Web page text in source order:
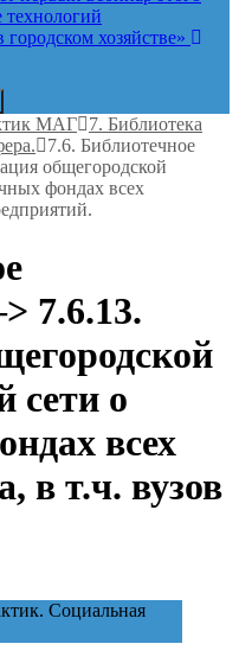
хозяйстве»
МАГ
7. Библиотека
7.6. Библиотечное
общегородской
фондах всех
7.6.13.
сети о
всех
в т.ч. вузов
Социальная